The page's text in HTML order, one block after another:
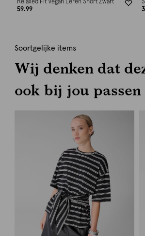
Relaxed Fit Vegan Leren Short Zwart
59.99
Soortgelijke items
Wij denken dat
ook bij jou passen